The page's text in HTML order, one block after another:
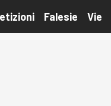
Falesie Vie